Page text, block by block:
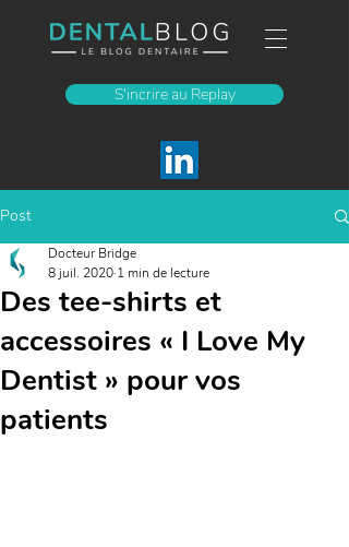
S'incrire au Replay
Post
Des tee-shirts et
accessoires « I Love My
Dentist » pour vos
patients
Docteur Bridge
8 juil. 2020 1 min de lecture